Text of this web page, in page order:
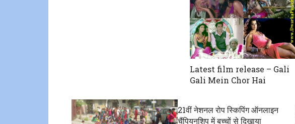
Latest film release – Gali
Gali Mein Chor Hai
21वीं नेशनल रोप स्किपिंग ऑनलाइन
चैंपियनशिप में बच्चों से दिखाया